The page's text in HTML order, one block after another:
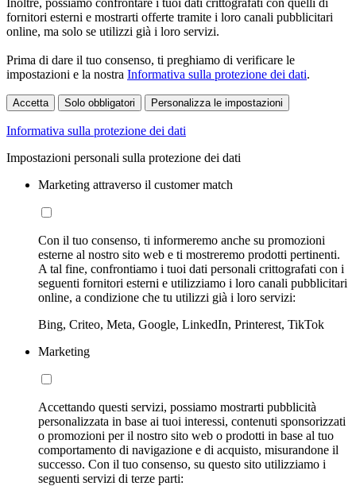
fornitori esterni e mostrarti offerte tramite i loro canali pubblicitari
online, ma solo se utilizzi già i loro servizi.
Prima di dare il tuo consenso, ti preghiamo di verificare le
impostazioni e la nostra Informativa sulla protezione dei dati.
Accetta Solo obbligatori Personalizza le impostazioni
Informativa sulla protezione dei dati
Impostazioni personali sulla protezione dei dati
Marketing attraverso il customer match
Con il tuo consenso, ti informeremo anche su promozioni
esterne al nostro sito web e ti mostreremo prodotti pertinenti.
A tal fine, confrontiamo i tuoi dati personali crittografati con i
seguenti fornitori esterni e utilizziamo i loro canali pubblicitari
online, a condizione che tu utilizzi già i loro servizi:
Bing, Criteo, Meta, Google, LinkedIn, Printerest, TikTok
Marketing
Accettando questi servizi, possiamo mostrarti pubblicità
personalizzata in base ai tuoi interessi, contenuti sponsorizzati
o promozioni per il nostro sito web o prodotti in base al tuo
comportamento di navigazione e di acquisto, misurandone il
successo. Con il tuo consenso, su questo sito utilizziamo i
seguenti servizi di terze parti: